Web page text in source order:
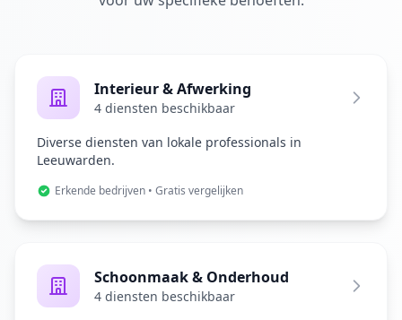
Interieur & Afwerking
4 diensten beschikbaar
Diverse diensten van lokale professionals in
Leeuwarden.
Erkende bedrijven • Gratis vergelijken
Schoonmaak & Onderhoud
4 diensten beschikbaar